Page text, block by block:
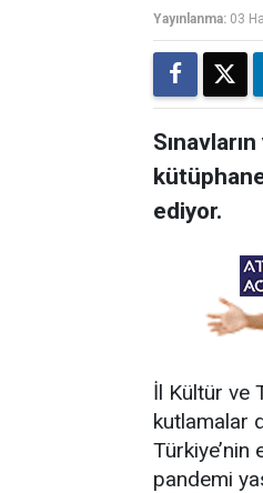
Yayınlanma: 03
ediyor.
İl Kültür ve
kutlamalar
pandemi